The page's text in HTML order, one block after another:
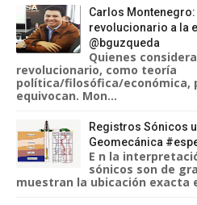
Carlos
revolucionario a la
@bguzqueda
Quienes
revolucionario, como teoría
política/filosófica/económica,
equivocan. Mon...
Registros Sónicos
Geomecánica
E n la
sónicos son de
muestran la ubicación exacta